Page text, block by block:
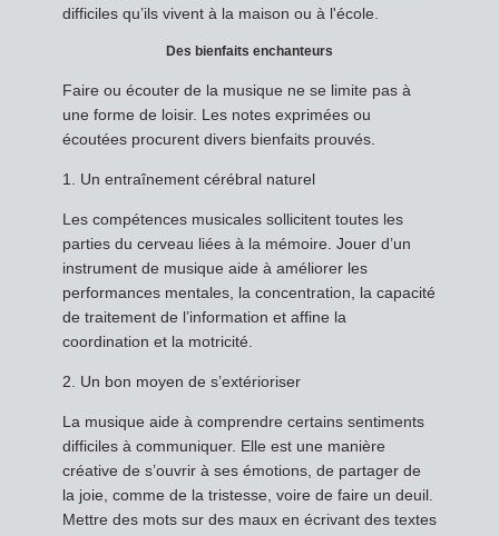
difficiles qu’ils vivent à la maison ou à l'école.
Des bienfaits enchanteurs
Faire ou écouter de la musique ne se limite pas à
une forme de loisir. Les notes exprimées ou
écoutées procurent divers bienfaits prouvés.
1. Un entraînement cérébral naturel
Les compétences musicales sollicitent toutes les
parties du cerveau liées à la mémoire. Jouer d’un
instrument de musique aide à améliorer les
performances mentales, la concentration, la capacité
de traitement de l’information et affine la
coordination et la motricité.
2. Un bon moyen de s’extérioriser
La musique aide à comprendre certains sentiments
difficiles à communiquer. Elle est une manière
créative de s’ouvrir à ses émotions, de partager de
la joie, comme de la tristesse, voire de faire un deuil.
Mettre des mots sur des maux en écrivant des textes